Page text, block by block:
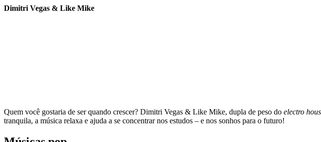
Dimitri Vegas & Like Mike
Quem você gostaria de ser quando crescer? Dimitri Vegas & Like Mike, dupla de peso do electro
tranquila, a música relaxa e ajuda a se concentrar nos estudos – e nos sonhos para o futuro!